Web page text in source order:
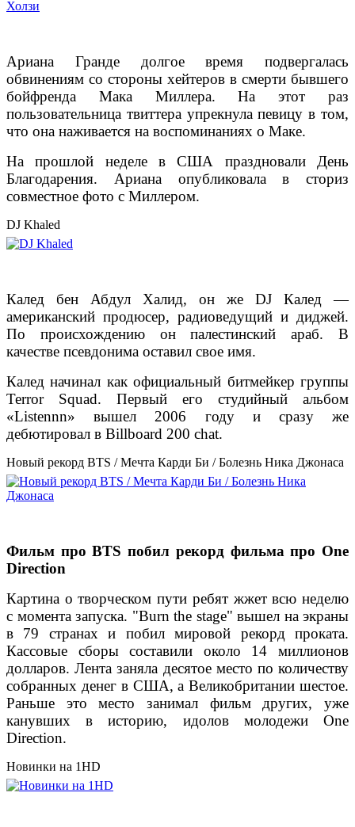
Ариана Гранде долгое время подвергалась
обвинениям со стороны хейтеров в смерти бывшего
бойфренда Мака Миллера. На этот раз
пользовательница твиттера упрекнула певицу в том,
что она наживается на воспоминаниях о Маке.
На прошлой неделе в США праздновали День
Благодарения. Ариана опубликовала в сториз
совместное фото с Миллером.
DJ Khaled
Калед бен Абдул Халид, он же DJ Калед —
американский продюсер, радиоведущий и диджей.
По происхождению он палестинский араб. В
качестве псевдонима оставил свое имя.
Калед начинал как официальный битмейкер группы
Terror Squad. Первый его студийный альбом
«Listennn» вышел 2006 году и сразу же
дебютировал в Billboard 200 chat.
Новый рекорд BTS / Мечта Карди Би / Болезнь Ника Джонаса
Фильм про BTS побил рекорд фильма про One
Direction
Картина о творческом пути ребят жжет всю неделю
с момента запуска. "Burn the stage" вышел на экраны
в 79 странах и побил мировой рекорд проката.
Кассовые сборы составили около 14 миллионов
долларов. Лента заняла десятое место по количеству
собранных денег в США, а Великобритании шестое.
Раньше это место занимал фильм других, уже
канувших в историю, идолов молодежи One
Direction.
Новинки на 1HD